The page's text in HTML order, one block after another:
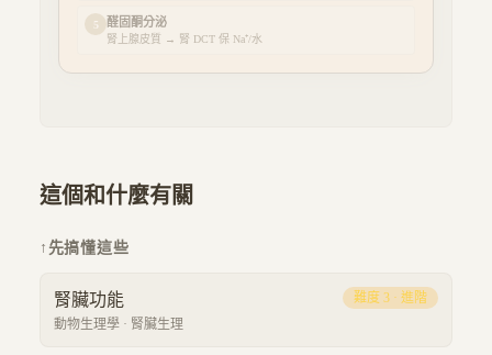
5 醛固酮分泌
腎上腺皮質 → 腎 DCT 保 Na⁺/水
這個和什麼有關
↑ 先搞懂這些
腎臟功能
動物生理學 · 腎臟生理
難度 3 · 進階